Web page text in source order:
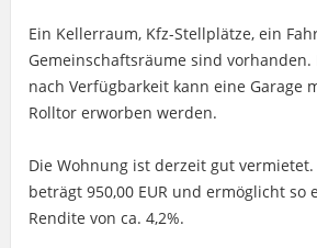
Ein Kellerraum, Kfz-Stellplätze, ein
Gemeinschaftsräume sind vorhanden.
nach Verfügbarkeit kann eine Garage
Rolltor erworben werden.
Die Wohnung ist derzeit gut
beträgt 950,00 EUR und ermöglicht so
Rendite von ca. 4,2%.